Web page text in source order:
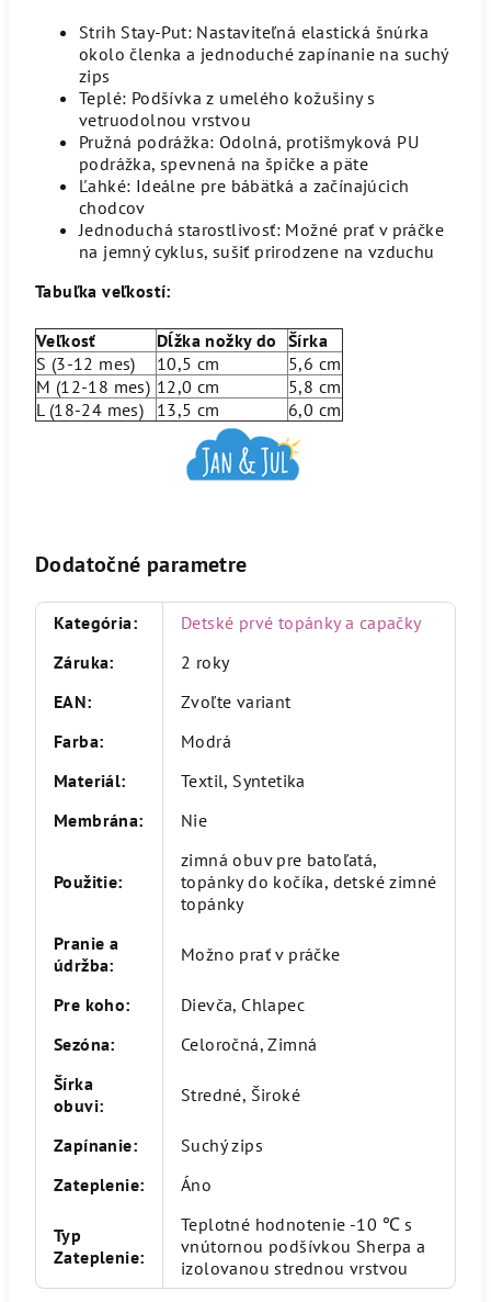
Strih Stay-Put: Nastaviteľná elastická šnúrka
okolo členka a jednoduché zapínanie na suchý
zips
Teplé: Podšívka z umelého kožušiny s
vetruodolnou vrstvou
Pružná podrážka: Odolná, protišmyková PU
podrážka, spevnená na špičke a päte
Ľahké: Ideálne pre bábätká a začínajúcich
chodcov
Jednoduchá starostlivosť: Možné prať v práčke
na jemný cyklus, sušiť prirodzene na vzduchu
Tabuľka veľkostí:
Veľkosť Dĺžka nožky do Šírka
S (3-12 mes)
10,5 cm
5,6 cm
M (12-18 mes) 12,0 cm
5,8 cm
L (18-24 mes)
13,5 cm 6,0 cm
Dodatočné parametre
Kategória:
Detské prvé topánky a capačky
Záruka:
2 roky
EAN:
Zvoľte variant
Farba:
Modrá
Materiál:
Textil, Syntetika
Membrána: Nie
Použitie:
zimná obuv pre batoľatá,
topánky do kočíka, detské zimné
topánky
Pranie a
údržba: Možno prať v práčke
Pre koho:
Dievča, Chlapec
Sezóna:
Celoročná, Zimná
Šírka
obuvi: Stredné, Široké
Zapínanie:
Suchý zips
Zateplenie: Áno
Typ
Zateplenie:
Teplotné hodnotenie -10 ℃ s
vnútornou podšívkou Sherpa a
izolovanou strednou vrstvou